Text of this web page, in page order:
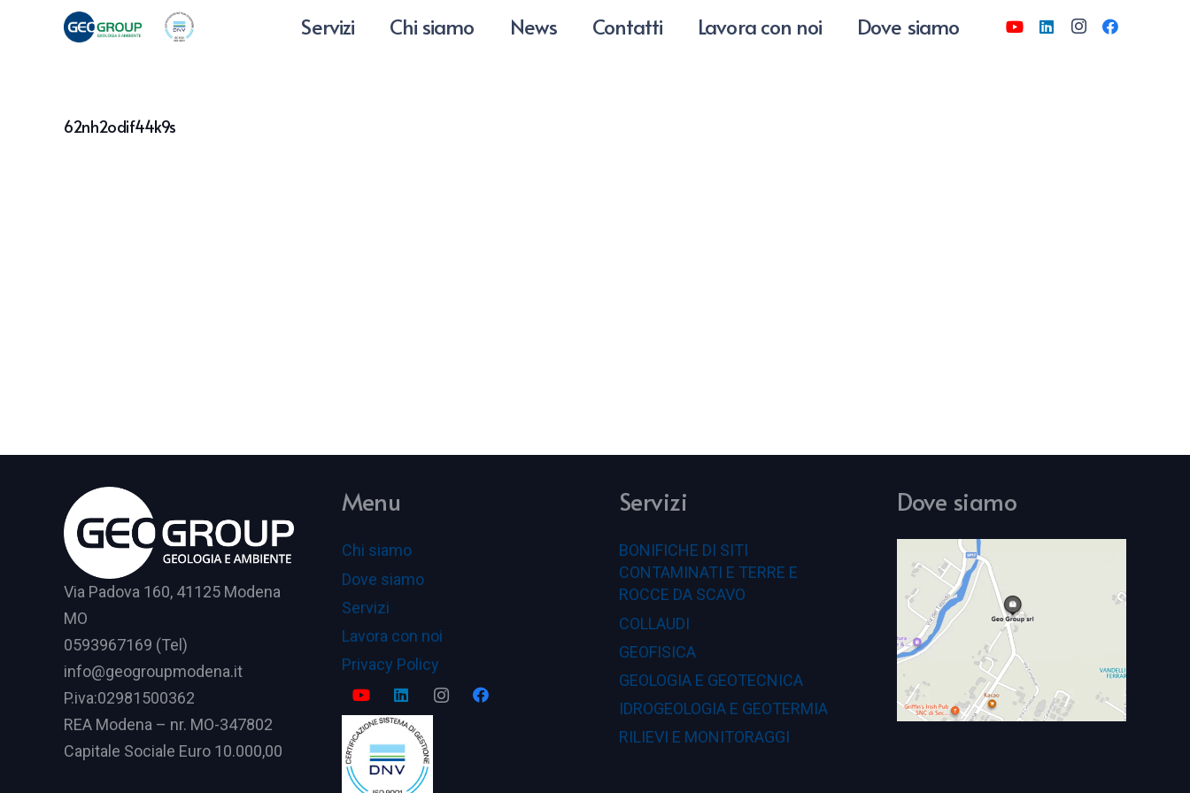
Servizi Chi siamo News Contatti Lavora con noi Dove siamo
62nh2odif44k9s
Via Padova 160, 41125 Modena
MO
0593967169 (Tel)
info@geogroupmodena.it
P.iva:02981500362
REA Modena – nr. MO-347802
Capitale Sociale Euro 10.000,00
Menu
Chi siamo
Dove siamo
Servizi
Lavora con noi
Privacy Policy
Servizi
BONIFICHE DI SITI
CONTAMINATI E TERRE E
ROCCE DA SCAVO
COLLAUDI
GEOFISICA
GEOLOGIA E GEOTECNICA
IDROGEOLOGIA E GEOTERMIA
RILIEVI E MONITORAGGI
Dove siamo